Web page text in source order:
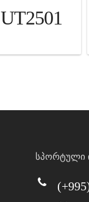
UT2501
სპორტული